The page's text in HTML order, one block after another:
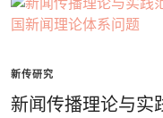
新传研究
新闻传播理论与实